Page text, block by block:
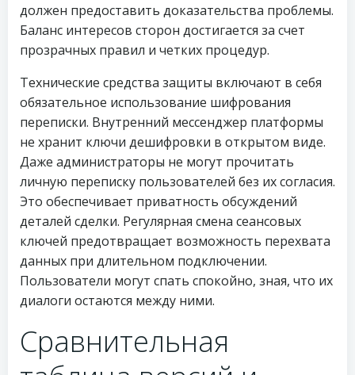
должен предоставить доказательства проблемы.
Баланс интересов сторон достигается за счет
прозрачных правил и четких процедур.
Технические средства защиты включают в себя
обязательное использование шифрования
переписки. Внутренний мессенджер платформы
не хранит ключи дешифровки в открытом виде.
Даже администраторы не могут прочитать
личную переписку пользователей без их согласия.
Это обеспечивает приватность обсуждений
деталей сделки. Регулярная смена сеансовых
ключей предотвращает возможность перехвата
данных при длительном подключении.
Пользователи могут спать спокойно, зная, что их
диалоги остаются между ними.
Сравнительная